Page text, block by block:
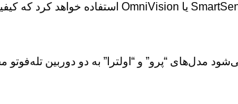
“پرو” و “اولترا” به دو دوربین تله‌فوتو